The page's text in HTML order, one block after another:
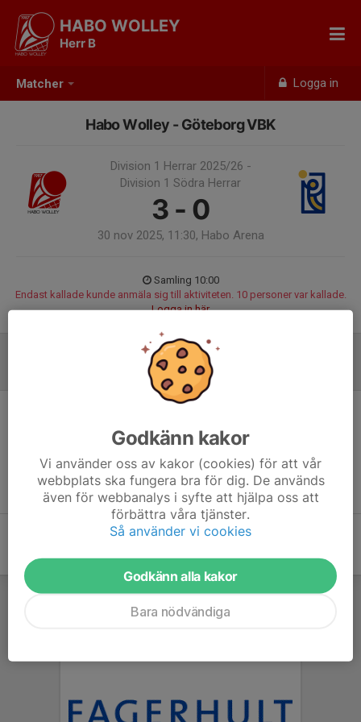
Matcher Logga in
HABO WOLLEY
Herr B
Habo Wolley - Göteborg VBK
Division 1 Herrar 2025/26 -
Division 1 Södra Herrar
3 - 0
30 nov 2025, 11:30, Habo Arena
Samling 10:00
Endast kallade kunde anmäla sig till aktiviteten. 10 personer var kallade.
Logga in här
Inget referat skrivet
Godkänn kakor
Vi använder oss av kakor (cookies) för att vår
webbplats ska fungera bra för dig. De används
även för webbanalys i syfte att hjälpa oss att
förbättra våra tjänster.
Så använder vi cookies
Godkänn alla kakor
Bara nödvändiga